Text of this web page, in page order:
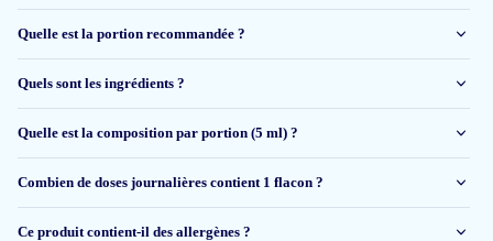
Goed in te nemen dank zij sinaasappel smaak
Douwina Strampel
1 août 2026
Voldoet aan mijn verwachtingen maar is altyd afwachten of je er beter
Quelle est la portion recommandée ?
Quels sont les ingrédients ?
Quelle est la composition par portion (5 ml) ?
Combien de doses journalières contient 1 flacon ?
Ce produit contient-il des allergènes ?